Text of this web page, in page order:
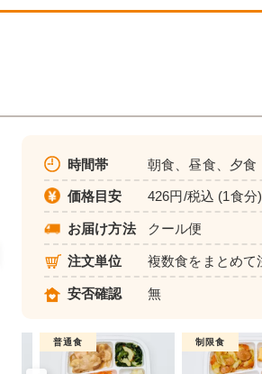
時間帯 朝食、昼食、夕食
価格目安 426円/税込 (1食分)
お届け方法 クール便
注文単位 複数食をまとめて
安否確認 無
普通食 制限食